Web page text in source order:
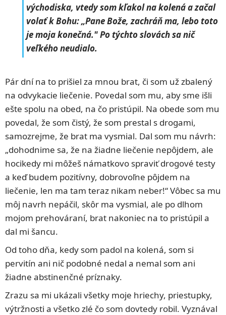
východiska, vtedy som kľakol na kolená a začal
volať k Bohu: „Pane Bože, zachráň ma, lebo toto
je moja konečná." Po týchto slovách sa nič
veľkého neudialo.
Pár dní na to prišiel za mnou brat, či som už zbalený
na odvykacie liečenie. Povedal som mu, aby sme išli
ešte spolu na obed, na čo pristúpil. Na obede som mu
povedal, že som čistý, že som prestal s drogami,
samozrejme, že brat ma vysmial. Dal som mu návrh:
„dohodnime sa, že na žiadne liečenie nepôjdem, ale
hocikedy mi môžeš námatkovo spraviť drogové testy
a keď budem pozitívny, dobrovoľne pôjdem na
liečenie, len ma tam teraz nikam neber!“ Vôbec sa mu
môj navrh nepáčil, skôr ma vysmial, ale po dlhom
mojom prehováraní, brat nakoniec na to pristúpil a
dal mi šancu.
Od toho dňa, kedy som padol na kolená, som si
pervitín ani nič podobné nedal a nemal som ani
žiadne abstinenčné príznaky.
Zrazu sa mi ukázali všetky moje hriechy, priestupky,
výtržnosti a všetko zlé čo som dovtedy robil. Vyznával